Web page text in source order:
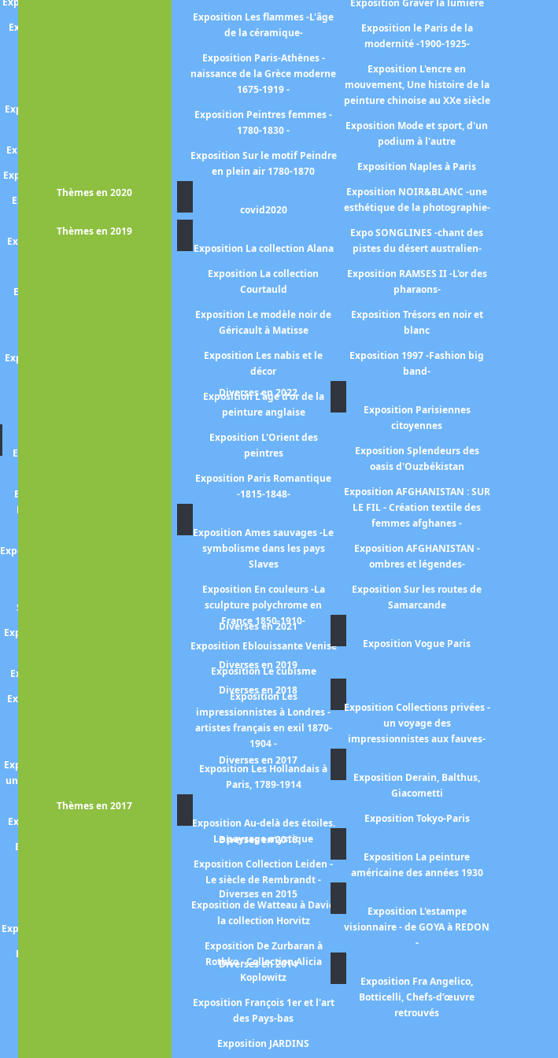
Exposition REDOUTE P-J (Le
Exposition RIBERA - Ténèbres
Exposition Gerhard RICHTER
Exposition Germaine RICHIER
Exposition Bridget RILEY -
Exposition Faith RINGGOLD
Exposition Mark ROTHKO
Exposition RUBENS, portraits
Exposition NIKI De SAINT
Exposition Niki de SAINT
PHALLE, Jean TINGUELY,
Exposition Sebastião SALGADO
SARGENT -éblouir Paris-
Exposition SERUSIER Paul (Le
Exposition Walter SICKERT
Expo SIGNAC collectionneur
Exposition Pierre SOULAGES -
une autre lumière, peintures
Exposition Nicolas de STAEL
Exposition SOUTINE - DE
Exposition Mickalene THOMAS
Exposition Paul STRAND
Exposition Les flammes -L'âge
de la céramique-
Exposition Paris-Athènes -
naissance de la Grèce moderne
1675-1919 -
Exposition Peintres femmes -
1780-1830 -
Exposition Sur le motif Peindre
en plein air 1780-1870
Thèmes en 2020
covid2020
Thèmes en 2019
Exposition La collection Alana
Exposition La collection
Courtauld
Exposition Le modèle noir de
Géricault à Matisse
Exposition Les nabis et le
décor
Exposition L'age d'or de la
peinture anglaise
Exposition L'Orient des
peintres
Exposition Paris Romantique
-1815-1848-
Exposition Ames sauvages -Le
symbolisme dans les pays
Slaves
Exposition En couleurs -La
sculpture polychrome en
France 1850-1910-
Exposition Eblouissante Venise
Exposition Le cubisme
Exposition Les
impressionnistes à Londres -
artistes français en exil 1870-
1904 -
Exposition Les Hollandais à
Paris, 1789-1914
Thèmes en 2017
Exposition Au-delà des étoiles.
Le paysage mystique
Exposition Collection Leiden -
Le siècle de Rembrandt -
Exposition de Watteau à David
la collection Horvitz
Exposition De Zurbaran à
Rothko - Collection Alicia
Koplowitz
Exposition François 1er et l'art
des Pays-bas
Exposition JARDINS
Exposition Graver la lumière
Exposition le Paris de la
modernité -1900-1925-
Exposition L'encre en
mouvement, Une histoire de la
peinture chinoise au XXe siècle
Exposition Mode et sport, d'un
podium à l'autre
Exposition Naples à Paris
Exposition NOIR&BLANC -une
esthétique de la photographie-
Expo SONGLINES -chant des
pistes du désert australien-
Exposition RAMSES II -L'or des
pharaons-
Exposition Trésors en noir et
blanc
Exposition 1997 -Fashion big
band-
Diverses en 2022
Exposition Parisiennes
citoyennes
Exposition Splendeurs des
oasis d'Ouzbékistan
Exposition AFGHANISTAN : SUR
LE FIL - Création textile des
femmes afghanes -
Exposition AFGHANISTAN -
ombres et légendes-
Exposition Sur les routes de
Samarcande
Diverses en 2021
Exposition Vogue Paris
Diverses en 2019
Diverses en 2018
Exposition Collections privées -
un voyage des
impressionnistes aux fauves-
Diverses en 2017
Exposition Derain, Balthus,
Giacometti
Exposition Tokyo-Paris
Diverses en 2016
Exposition La peinture
américaine des années 1930
Diverses en 2015
Exposition L'estampe
visionnaire - de GOYA à REDON
-
Diverses en 2014
Exposition Fra Angelico,
Botticelli, Chefs-d’œuvre
retrouvés